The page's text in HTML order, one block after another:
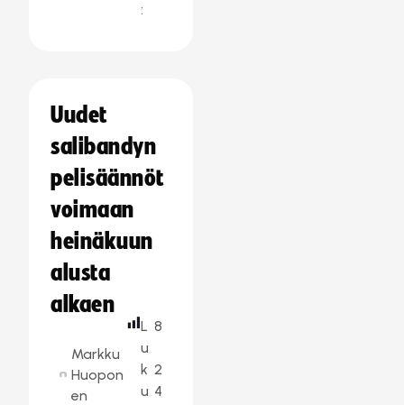
:
Uudet
salibandyn
pelisäännöt
voimaan
heinäkuun
alusta
alkaen
Markku
Huopon
en
L
u
k
u
8
2
4